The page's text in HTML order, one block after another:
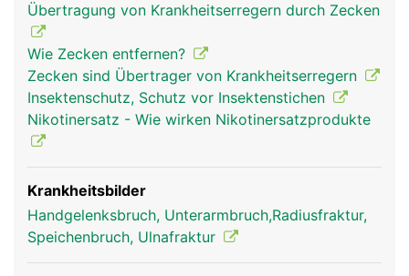
Radius Frau
Übertragung von Krankheitserregern durch Zecken
Wie Zecken entfernen?
Zecken sind Übertrager von Krankheitserregern
Insektenschutz, Schutz vor Insektenstichen
Nikotinersatz - Wie wirken Nikotinersatzprodukte
Krankheitsbilder
Handgelenksbruch, Unterarmbruch,Radiusfraktur,
Speichenbruch, Ulnafraktur